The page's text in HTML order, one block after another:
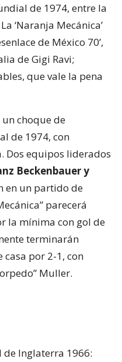
de 1974, entre la
‘Naranja Mecánica’
de México 70’,
de Gigi Ravi;
que vale la pena
choque de
de 1974, con
Dos equipos liderados
Beckenbauer y
en un partido de
parecerá
la mínima con gol de
terminarán
por 2-1, con
Muller.
de Inglaterra 1966: